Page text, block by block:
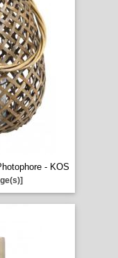
- KOS